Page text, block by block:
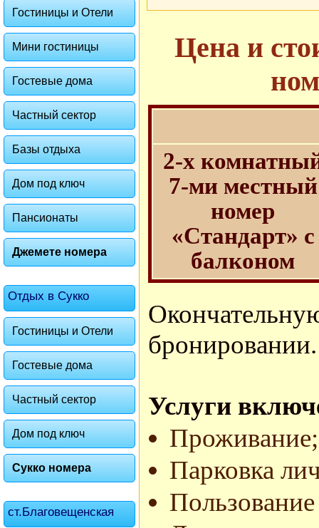
Гостиницы и Отели
Мини гостиницы
Гостевые дома
Частный сектор
Базы отдыха
Дом под ключ
Пансионаты
Джемете номера
Отдых в Сукко
Гостиницы и Отели
Гостевые дома
Частный сектор
Дом под ключ
Сукко номера
ст.Благовещенская
Цена и
2-х
7-ми местный
номер
«Стандарт» с
балконом
бронировании.
Услуги
Проживание;
Парковка